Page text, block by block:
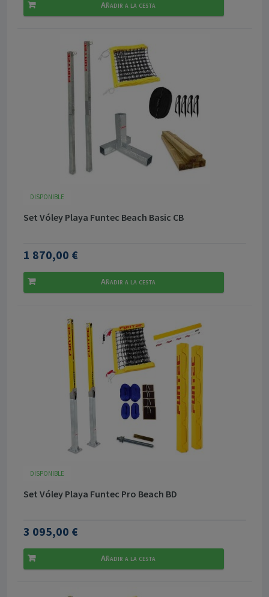
Añadir a la cesta
DISPONIBLE
Set Vóley Playa Funtec Beach Basic CB
1 870,00 €
Añadir a la cesta
DISPONIBLE
Set Vóley Playa Funtec Pro Beach BD
3 095,00 €
Añadir a la cesta